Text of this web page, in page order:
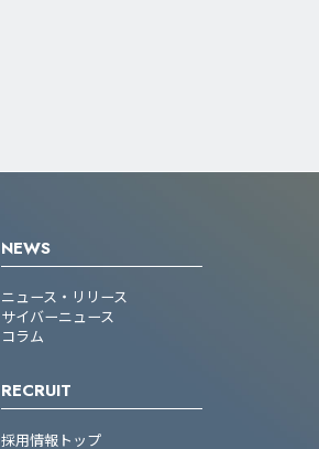
NEWS
ニュース・リリース
サイバーニュース
コラム
RECRUIT
採用情報トップ